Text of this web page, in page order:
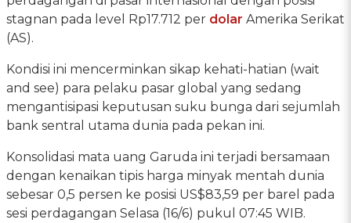
stagnan pada level Rp17.712 per dolar Amerika Serikat
(AS).
Kondisi ini mencerminkan sikap kehati-hatian (wait
and see) para pelaku pasar global yang sedang
mengantisipasi keputusan suku bunga dari sejumlah
bank sentral utama dunia pada pekan ini.
Konsolidasi mata uang Garuda ini terjadi bersamaan
dengan kenaikan tipis harga minyak mentah dunia
sebesar 0,5 persen ke posisi US$83,59 per barel pada
sesi perdagangan Selasa (16/6) pukul 07:45 WIB.